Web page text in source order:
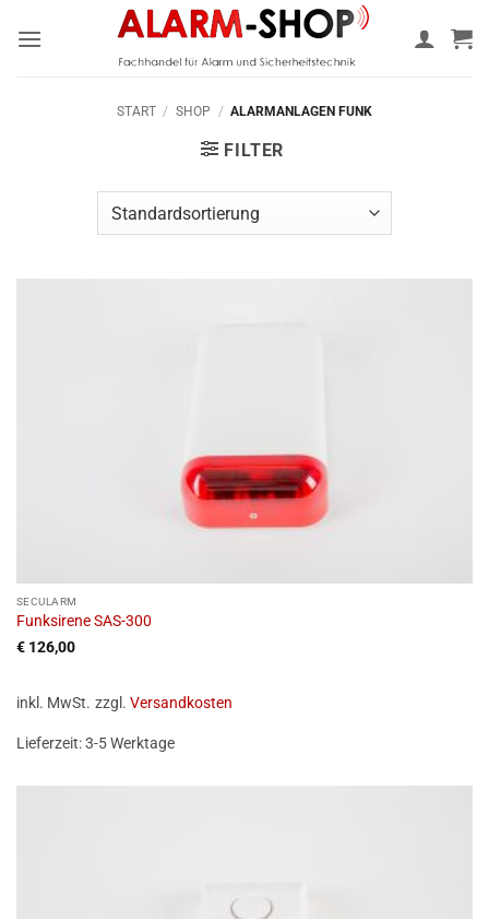
Inhalt
START / SHOP / ALARMANLAGEN FUNK
FILTER
SECULARM
Funksirene SAS-300
€126,00
inkl. MwSt. zzgl. Versandkosten
Lieferzeit:3-5 Werktage